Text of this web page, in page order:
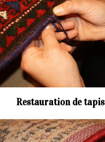
Restauration de tapis